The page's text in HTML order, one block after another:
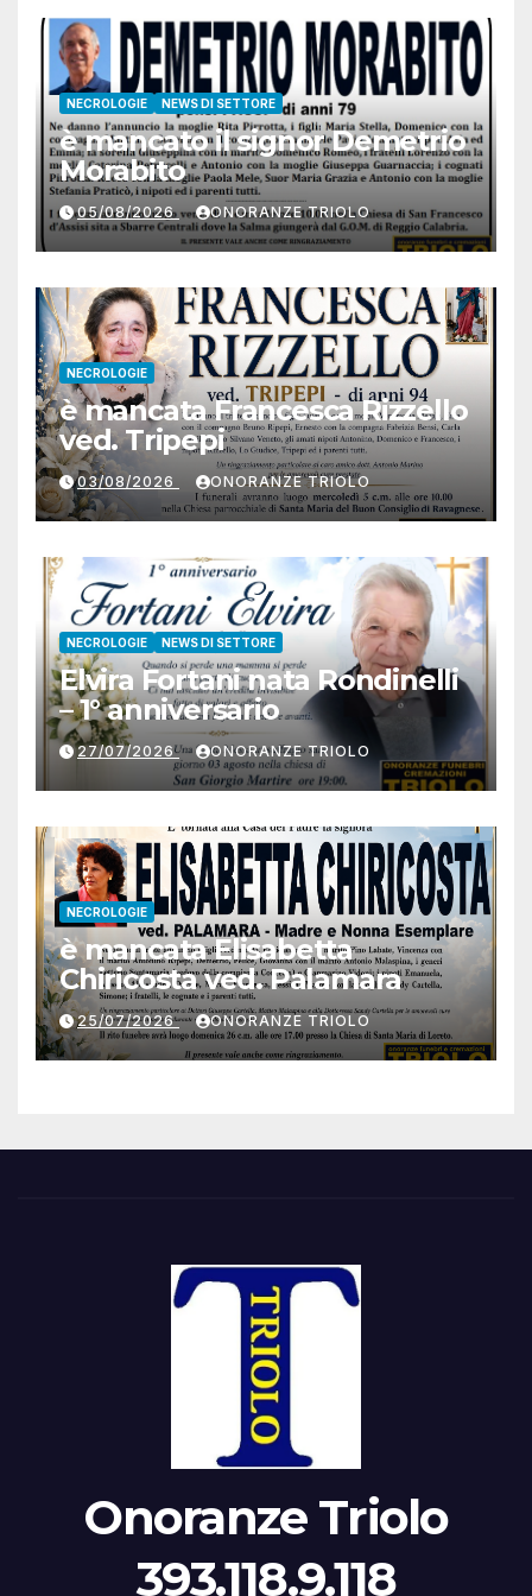
NECROLOGIE NEWS DI SETTORE
è mancato il signor Demetrio
Morabito
05/08/2026 ONORANZE TRIOLO
NECROLOGIE
è mancata Francesca Rizzello
ved. Tripepi
03/08/2026 ONORANZE TRIOLO
NECROLOGIE NEWS DI SETTORE
Elvira Fortani nata Rondinelli
– 1° anniversario
27/07/2026 ONORANZE TRIOLO
NECROLOGIE
è mancata Elisabetta
Chiricosta ved. Palamara
25/07/2026 ONORANZE TRIOLO
Onoranze Triolo
393.118.9.118